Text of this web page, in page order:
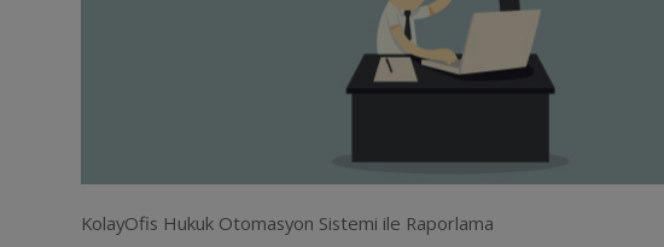
KolayOfis Hukuk Otomasyon Sistemi ile Raporlama